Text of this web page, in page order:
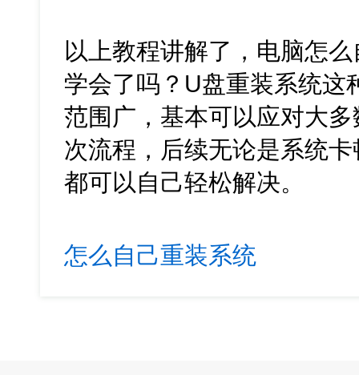
以上教程讲解了，电脑怎
学会了吗？U盘重装系统这
范围广，基本可以应对大
次流程，后续无论是系统
都可以自己轻松解决。
怎么自己重装系统